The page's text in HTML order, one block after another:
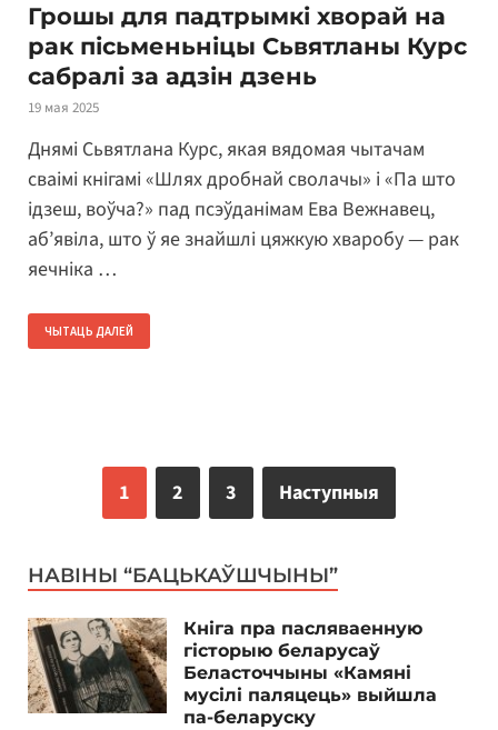
Грошы для падтрымкі хворай на
рак пісьменьніцы Сьвятланы Курс
сабралі за адзін дзень
19 мая 2025
Днямі Сьвятлана Курс, якая вядомая чытачам
сваімі кнігамі «Шлях дробнай сволачы» і «Па што
ідзеш, воўча?» пад псэўданімам Ева Вежнавец,
аб’явіла, што ў яе знайшлі цяжкую хваробу — рак
яечніка …
ЧЫТАЦЬ ДАЛЕЙ
1 2 3 Наступныя
НАВІНЫ “БАЦЬКАЎШЧЫНЫ”
Кніга пра пасляваенную
гісторыю беларусаў
Беласточчыны «Камяні
мусілі паляцець» выйшла
па-беларуску